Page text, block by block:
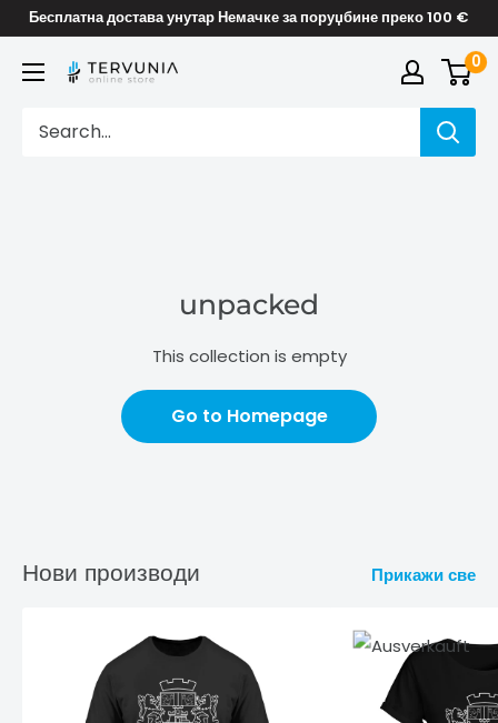
Skip
content
Бесплатна достава унутар Немачке за поруџбине преко 100 €
TERVUNIA
Stores
0
unpacked
This collection is empty
Go to Homepage
Нови производи Прикажи све